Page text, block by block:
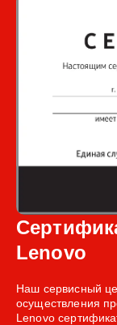
Lenovo
Наш сервисный
осуществления
Lenovo